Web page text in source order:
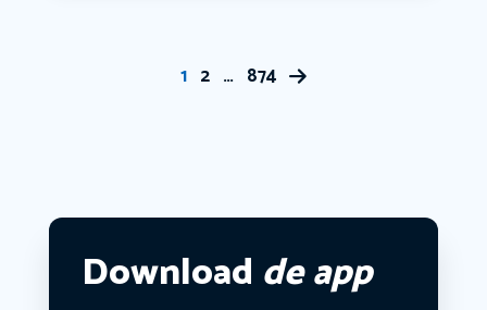
1 2 … 874
Download de app